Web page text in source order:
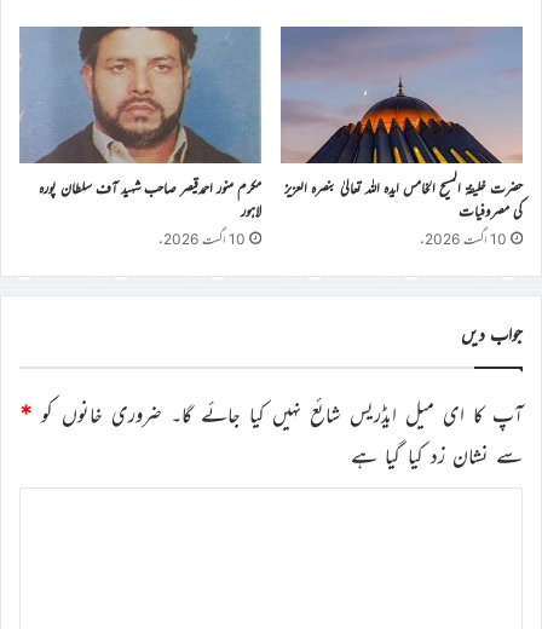
حضرت خلیفۃ المسیح الخامس ایدہ اللہ تعالیٰ بنصرہ العزیز
کی مصروفیات
10 اگست 2026ء
مکرم منور احمدقیصر صاحب شہید آف سلطان پورہ
لاہور
10 اگست 2026ء
جواب دیں
آپ کا ای میل ایڈریس شائع نہیں کیا جائے گا۔ ضروری خانوں کو *
سے نشان زد کیا گیا ہے